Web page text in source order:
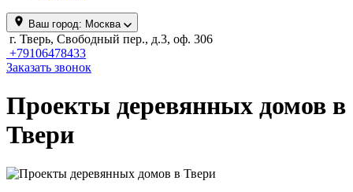
Ваш город: Москва
г. Тверь, Свободный пер., д.3, оф. 306
+79106478433
Заказать звонок
Проекты деревянных домов в
Твери